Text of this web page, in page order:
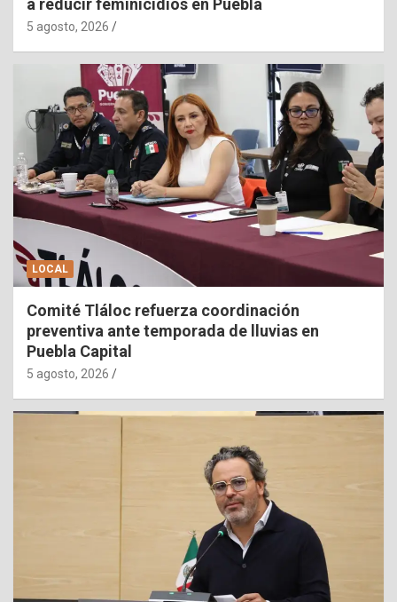
a reducir feminicidios en Puebla
5 agosto, 2026
LOCAL
Comité Tláloc refuerza coordinación
preventiva ante temporada de lluvias en
Puebla Capital
5 agosto, 2026